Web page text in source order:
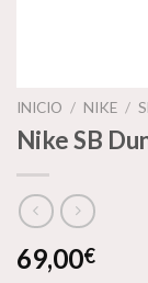
INICIO / NIKE /
Nike SB
69,00€